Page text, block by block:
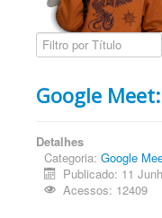
Filtro
por
Google
Detalhes
Categoria: Google
Publicado: 11
Acessos: 12409